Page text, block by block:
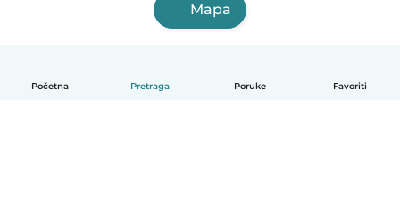
Početna Pretraga Poruke Favoriti
Mapa